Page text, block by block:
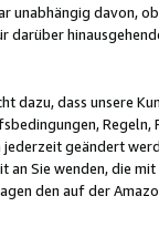
unabhängig davon,
darüber
dazu, dass unsere
geändert
an Sie wenden, die
den auf der